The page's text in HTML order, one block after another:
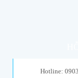
Hotline: